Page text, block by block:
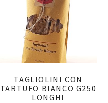
TAGLIOLINI CON
TARTUFO BIANCO G250
LONGHI